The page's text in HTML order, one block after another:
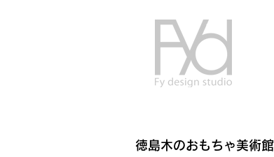
徳島木のおもちゃ美術館